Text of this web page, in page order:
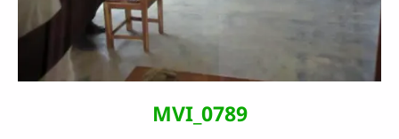
la
vidéo
MVI_0789